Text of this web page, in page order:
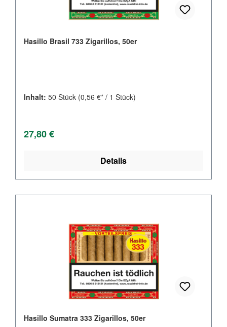
Hasillo Brasil 733 Zigarillos, 50er
Inhalt: 50 Stück (0,56 €* / 1 Stück)
Regulärer Preis:
27,80 €
Details
Hasillo Sumatra 333 Zigarillos, 50er